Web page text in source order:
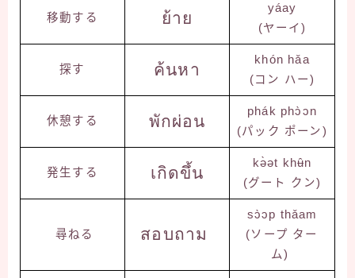
移動する ย้าย
yáay
(ヤーイ)
探す ค้นหา
khón hǎa
(コン ハー)
休憩する พักผ่อน
phák phɔ̀ɔn
(パック ポーン)
発生する เกิดขึ้น
kə̀ət khʉ̂n
(グート クン)
尋ねる สอบถาม
sɔ̀ɔp thǎam
(ソープ ター
ム)